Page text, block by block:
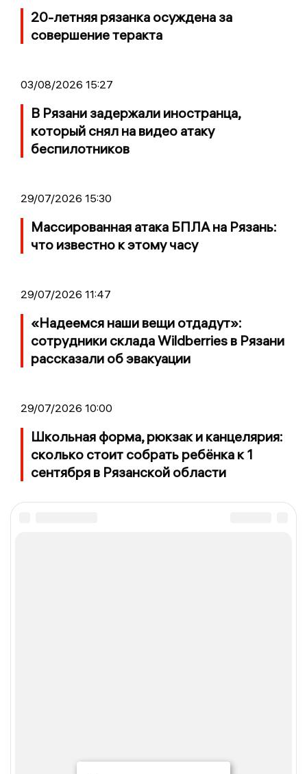
20-летняя рязанка осуждена за
совершение теракта
03/08/2026 15:27
В Рязани задержали иностранца,
который снял на видео атаку
беспилотников
29/07/2026 15:30
Массированная атака БПЛА на Рязань:
что известно к этому часу
29/07/2026 11:47
«Надеемся наши вещи отдадут»:
сотрудники склада Wildberries в Рязани
рассказали об эвакуации
29/07/2026 10:00
Школьная форма, рюкзак и канцелярия:
сколько стоит собрать ребёнка к 1
сентября в Рязанской области